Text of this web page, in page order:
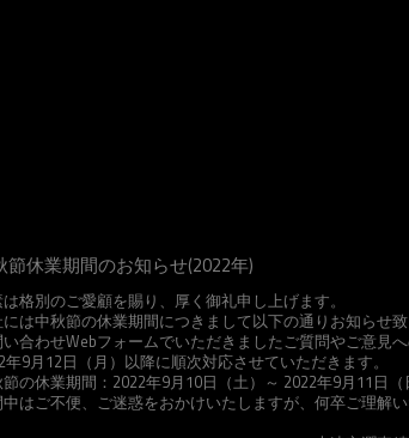
節休業期間のお知らせ(2022年)
格別のご愛顧を賜り、厚く御礼申し上げます。
は中秋節の休業期間につきまして以下の通りお知らせ致
合わせWebフォームでいただきましたご質問やご意見へ
年9月12日（月）以降に順次対応させていただきます。
の休業期間：2022年9月10日（土）～ 2022年9月11日（
はご不便、ご迷惑をおかけいたしますが、何卒ご理解
年8